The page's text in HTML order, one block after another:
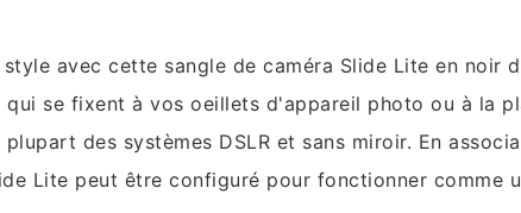
avec cette sangle de caméra Slide Lite en noir
se fixent à vos oeillets d'appareil photo ou à la
des systèmes DSLR et sans miroir. En
Lite peut être configuré pour fonctionner comme